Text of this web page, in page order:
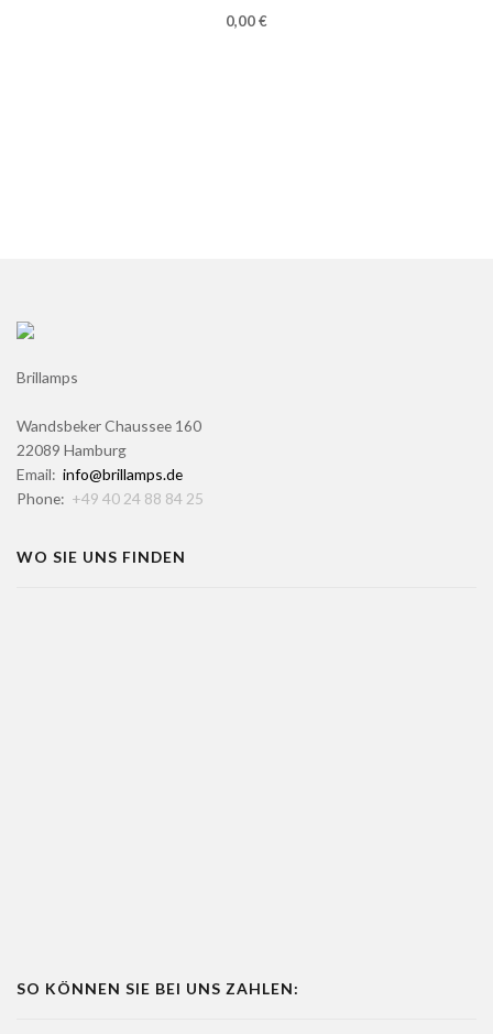
0,00€
Brillamps
Wandsbeker Chaussee 160
22089 Hamburg
Email: info@brillamps.de
Phone: +49 40 24 88 84 25
WO SIE UNS FINDEN
SO KÖNNEN SIE BEI UNS ZAHLEN: